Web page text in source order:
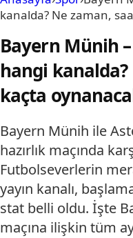
kanalda? Ne zaman,
Bayern Münih
hangi
kaçta
Bayern Münih ile
hazırlık maçında
Futbolseverlerin
yayın kanalı,
stat belli oldu. İşte
maçına ilişkin tüm